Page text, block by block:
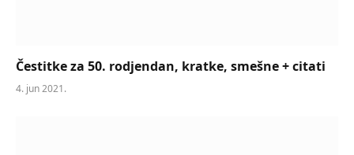
Čestitke za 50. rodjendan, kratke, smešne + citati
4. jun 2021.